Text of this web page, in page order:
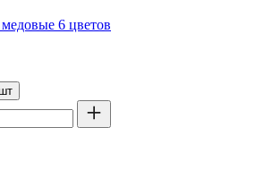
6 цветов
шт